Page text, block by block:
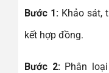
Bước 1:Khảo sát,
kết hợp đồng.
Bước 2:Phân